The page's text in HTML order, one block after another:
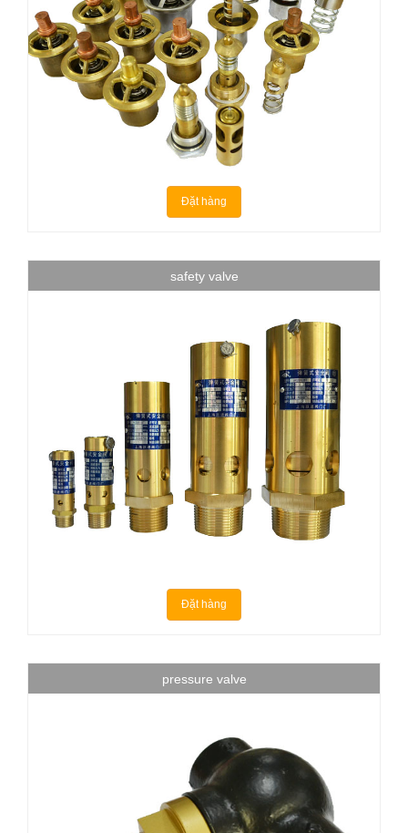
Đặt hàng
safety valve
Đặt hàng
pressure valve